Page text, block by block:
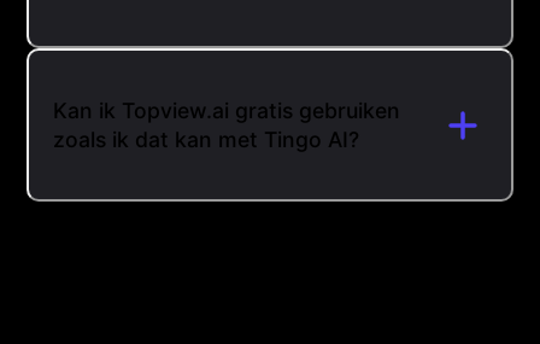
Kan ik Topview.ai gratis gebruiken
zoals ik dat kan met Tingo AI?